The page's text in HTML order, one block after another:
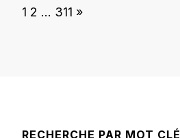
Page:
1 2 … 311 Next
»
RECHERCHE PAR MOT CLÉ